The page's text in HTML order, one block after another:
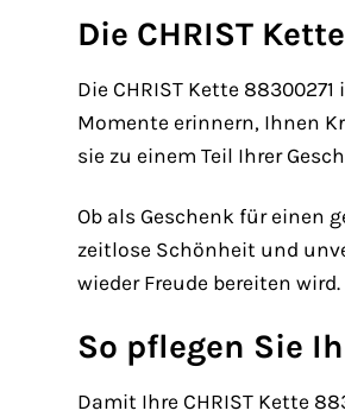
Die CHRIST
Die CHRIST Kette
Momente erinnern, Ihnen
sie zu einem Teil Ihrer
Ob als Geschenk für einen
zeitlose Schönheit und
wieder Freude bereiten wird.
So pflegen Sie
Damit Ihre CHRIST Kette